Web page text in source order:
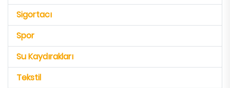
Sigortacı
Spor
Su Kaydırakları
Tekstil